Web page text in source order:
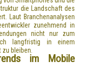
die Landschaft des
Laut Branchenanalysen
zunehmend in
nicht nur zum
langfristig in einem
bleiben.
im Mobile